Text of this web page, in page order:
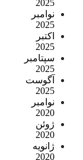
2025
نوامبر
2025
اکتبر
2025
سپتامبر
2025
آگوست
2025
نوامبر
2020
ژوئن
2020
ژانویه
2020